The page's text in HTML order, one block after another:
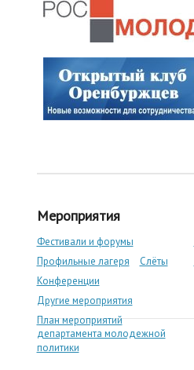
Мероприятия
Фестивали и форумы
Профильные лагеря
Слёты
Конференции
Другие мероприятия
План мероприятий
департамента молодежной
политики